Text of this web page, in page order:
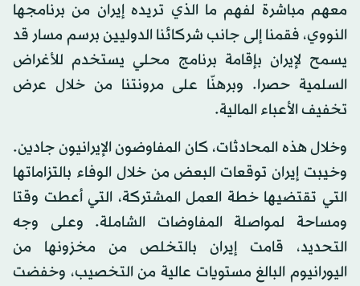
معهم مباشرة لفهم ما الذي تريده إيران من برنامجها
النووي، فقمنا إلى جانب شركائنا الدوليين برسم مسار قد
يسمح لإيران بإقامة برنامج محلي يستخدم للأغراض
السلمية حصرا. وبرهنّا على مرونتنا من خلال عرض
تخفيف الأعباء المالية.
وخلال هذه المحادثات، كان المفاوضون الإيرانيون جادين.
وخيبت إيران توقعات البعض من خلال الوفاء بالتزاماتها
التي تقتضيها خطة العمل المشتركة، التي أعطت وقتا
ومساحة لمواصلة المفاوضات الشاملة. وعلى وجه
التحديد، قامت إيران بالتخلص من مخزونها من
اليورانيوم البالغ مستويات عالية من التخصيب، وخفضت